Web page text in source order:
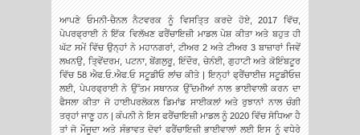
ਆਪਣੇ ਓਮਨੀ-ਚੈਨਲ ਨੈਟਵਰਕ ਨੂੰ ਵਿਸਤਿ੍ਤ ਕਰਦੇ ਹੋਏ, 2017 ਵਿੱਚ,
ਪੇਪਰਫ੍ਰਾਈ ਨੇ ਇੱਕ ਵਿਲੱਖਣ ਫਰੈਂਚਾਇਜ਼ੀ ਮਾਡਲ ਪੇਸ਼ ਕੀਤਾ ਅਤੇ ਬਹੁਤ ਹੀ
ਘੱਟ ਸਮੇਂ ਵਿੱਚ ਉਨ੍ਹਾਂ ਨੇ ਮਹਾਨਗਰਾਂ, ਟੀਅਰ 2 ਅਤੇ ਟੀਅਰ 3 ਬਾਜ਼ਾਰਾਂ ਜਿਵੇਂ
ਲਖਨਉ, ਤਿ੍ਵੇਂਦਰਮ, ਪਟਨਾ, ਬੇਂਗਲੁਰੂ, ਇੰਦੌਰ, ਚੇਨੰਈ, ਗੁਹਾਟੀ ਅਤੇ ਕੋਇੰਬਟੂਰ
ਵਿੱਚ 58 ਐਫ.ਓ.ਐਫ.ਓ ਸਟੂਡੀਓ ਲਾਂਚ ਕੀਤੇ | ਇਨ੍ਹਾਂ ਫ੍ਰੈਂਚਾਈਜ਼ ਸਟੂਡੀਓਜ਼
ਲਈ, ਪੇਪਰਫ੍ਰਾਈ ਨੇ ਉੱਤਮ ਸਥਾਨਕ ਉੱਦਮੀਆਂ ਨਾਲ ਭਾਈਵਾਲੀ ਕਰਨ ਦਾ
ਫੈਸਲਾ ਕੀਤਾ ਜੋ ਹਾਈਪਰਲੋਕਲ ਡਿਮਾਂਡ ਸਾਈਕਲਾਂ ਅਤੇ ਰੁਝਾਨਾਂ ਨਾਲ ਚੰਗੀ
ਤਰ੍ਹਾਂ ਜਾਣੂ ਹਨ | ਕੰਪਨੀ ਨੇ ਇਸ ਫਰੈਂਚਾਇਜ਼ੀ ਮਾਡਲ ਨੂੰ 2020 ਵਿੱਚ ਸੋਧਿਆ ਹੈ
ਤਾਂ ਜੋ ਮੌਜੂਦਾ ਅਤੇ ਸੰਭਾਵਤ ਦੋਵਾਂ ਫਰੈਂਚਾਇਜ਼ੀ ਭਾਈਵਾਲਾਂ ਲਈ ਇਸ ਨੂੰ ਵਧੇਰੇ